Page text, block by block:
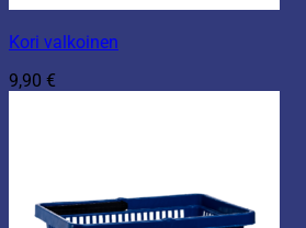
Kori valkoinen
9,90 €